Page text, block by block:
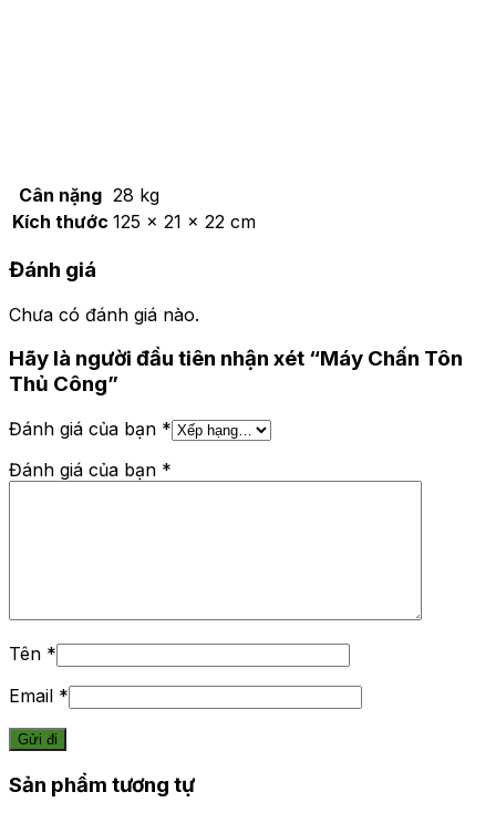
Cân nặng 28 kg
Kích thước 125 × 21 × 22 cm
Đánh giá
Chưa có đánh giá nào.
Hãy là người đầu tiên nhận xét “Máy Chấn Tôn
Thủ Công”
Đánh giá của bạn *
Đánh giá của bạn *
Tên *
Email *
Sản phẩm tương tự